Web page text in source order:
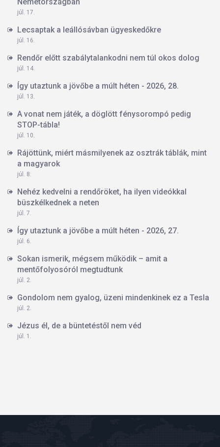
júl. 17.
Lecsaptak a leállósávban ügyeskedőkre
júl. 16.
Rendőr előtt szabálytalankodni nem túl okos dolog
júl. 14.
Így utaztunk a jövőbe a múlt héten - 2026, 28.
júl. 13.
A vonat nem játék, a döglött fénysorompó pedig
STOP-tábla!
júl. 10.
Rájöttünk, miért másmilyenek az osztrák táblák, mint
a magyarok
júl. 8.
Nehéz kedvelni a rendőröket, ha ilyen videókkal
büszkélkednek a neten
júl. 7.
Így utaztunk a jövőbe a múlt héten - 2026, 27.
júl. 6.
Sokan ismerik, mégsem működik – amit a
mentőfolyosóról megtudtunk
júl. 2.
Gondolom nem gyalog, üzeni mindenkinek ez a Tesla
júl. 2.
Jézus él, de a büntetéstől nem véd
júl. 1.